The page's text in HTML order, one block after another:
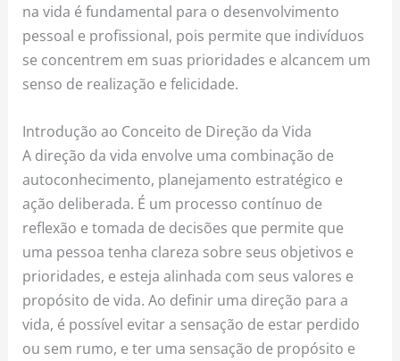
na vida é fundamental para o desenvolvimento
pessoal e profissional, pois permite que indivíduos
se concentrem em suas prioridades e alcancem um
senso de realização e felicidade.
Introdução ao Conceito de Direção da Vida
A direção da vida envolve uma combinação de
autoconhecimento, planejamento estratégico e
ação deliberada. É um processo contínuo de
reflexão e tomada de decisões que permite que
uma pessoa tenha clareza sobre seus objetivos e
prioridades, e esteja alinhada com seus valores e
propósito de vida. Ao definir uma direção para a
vida, é possível evitar a sensação de estar perdido
ou sem rumo, e ter uma sensação de propósito e